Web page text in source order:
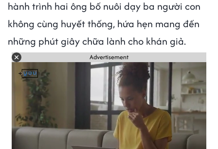
hành trình hai ông bố nuôi dạy ba người con
không cùng huyết thống, hứa hẹn mang đến
những phút giây chữa lành cho khán giả.
Advertisement